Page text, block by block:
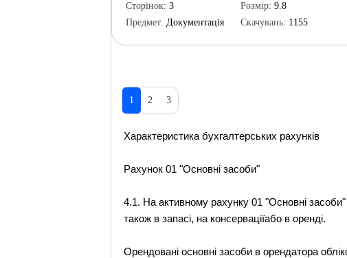
Сторінок: 3
Предмет: Документація
Розмір: 9.8
Скачувань: 1155
1 2 3
Характеристика бухгалтерських рахунків
Рахунок 01 "Основні засоби"
4.1. На активному рахунку 01 "Основні засоби"
також в запасі, на консерваціїабо в оренді.
Орендовані основні засоби в орендатора